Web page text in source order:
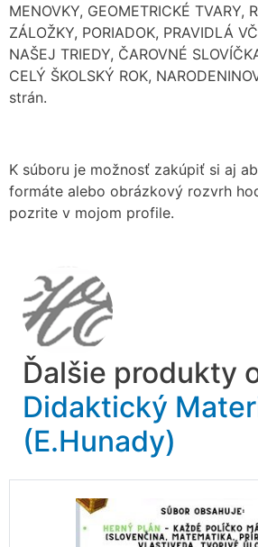
MENOVKY, GEOMETRICKÉ TVARY,
ZÁLOŽKY, PORIADOK, PRAVIDLÁ
NAŠEJ TRIEDY, ČAROVNÉ
CELÝ ŠKOLSKÝ ROK,
strán.
K súboru je možnosť zakúpiť si aj
formáte alebo obrázkový rozvrh
pozrite v mojom profile.
Ďalšie produkty
Didaktický
(E.Hunady)